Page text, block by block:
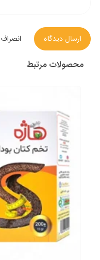
ارسال دیدگاه انصراف
محصولات مرتبط